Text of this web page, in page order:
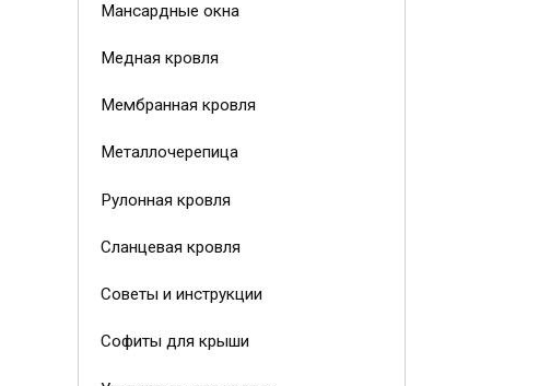
Мансардные окна
Медная кровля
Мембранная кровля
Металлочерепица
Рулонная кровля
Сланцевая кровля
Советы и инструкции
Софиты для крыши